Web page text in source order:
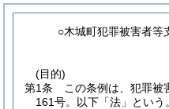
○木城町犯罪被害者等
(目的)
第1条
この条例は、犯罪被
161号。以下「法」という